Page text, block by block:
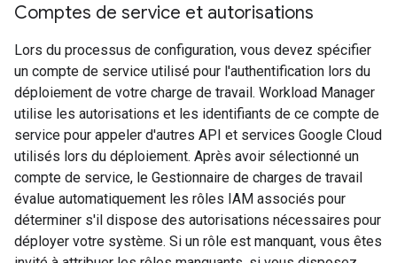
Comptes de service et autorisations
Lors du processus de configuration, vous devez spécifier
un compte de service utilisé pour l'authentification lors du
déploiement de votre charge de travail. Workload Manager
utilise les autorisations et les identifiants de ce compte de
service pour appeler d'autres API et services Google Cloud
utilisés lors du déploiement. Après avoir sélectionné un
compte de service, le Gestionnaire de charges de travail
évalue automatiquement les rôles IAM associés pour
déterminer s'il dispose des autorisations nécessaires pour
déployer votre système. Si un rôle est manquant, vous êtes